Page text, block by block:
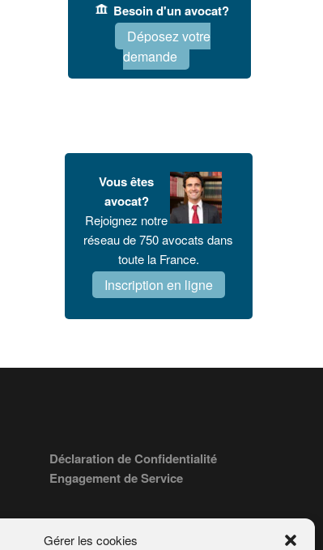
Gérer les cookies
Besoin d'un avocat?
Déposez votre
demande
Vous êtes
avocat?
Rejoignez notre
réseau de 750 avocats dans
toute la France.
Inscription en ligne
Déclaration de Confidentialité
Engagement de Service